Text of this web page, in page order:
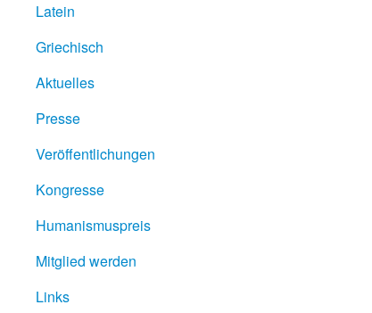
Latein
Griechisch
Aktuelles
Presse
Veröffentlichungen
Kongresse
Humanismuspreis
Mitglied werden
Links